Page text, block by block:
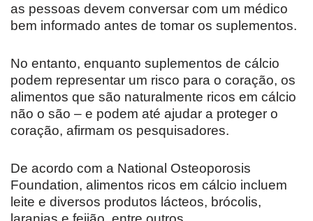
as pessoas devem conversar com um médico
bem informado antes de tomar os suplementos.
No entanto, enquanto suplementos de cálcio
podem representar um risco para o coração, os
alimentos que são naturalmente ricos em cálcio
não o são – e podem até ajudar a proteger o
coração, afirmam os pesquisadores.
De acordo com a National Osteoporosis
Foundation, alimentos ricos em cálcio incluem
leite e diversos produtos lácteos, brócolis,